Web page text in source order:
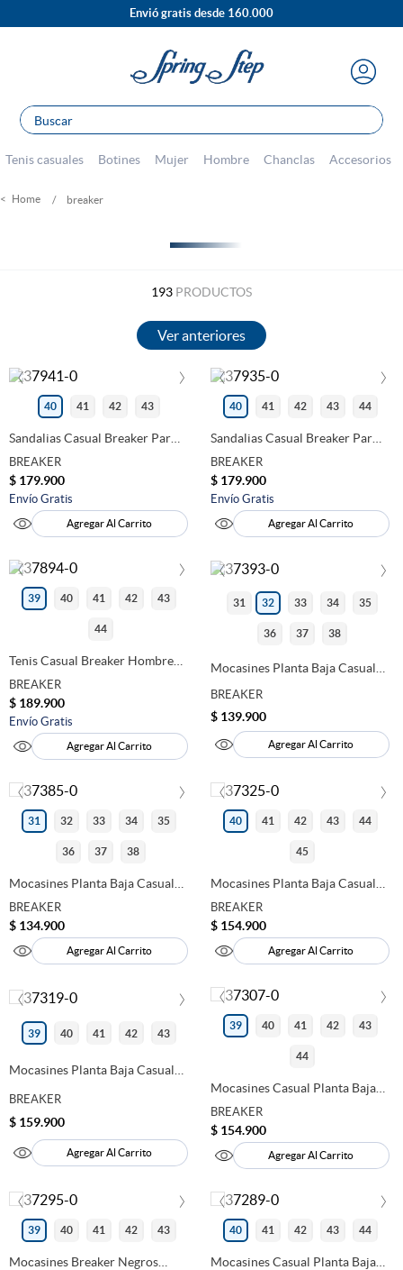
Envió gratis desde 160.000
Buscar
Tenis casuales Botines Mujer Hombre Chanclas Accesorios
breaker
193 PRODUCTOS
‹ ›
40 41 42 43
Sandalias Casual Breaker Para
BREAKER
$ 179.900
Envío Gratis
Agregar Al Carrito
‹ ›
40 41 42 43 44
Sandalias Casual Breaker Para
BREAKER
$ 179.900
Envío Gratis
Agregar Al Carrito
‹ ›
39 40 41 42 43
44
Tenis Casual Breaker Hombre
BREAKER
$ 189.900
Envío Gratis
Agregar Al Carrito
‹ ›
32 33 34 35
37 38
31
36
Mocasines Planta Baja Casual
BREAKER
$ 139.900
Agregar Al Carrito
‹ ›
31 32 33 34 35
36 37 38
Mocasines Planta Baja Casual
BREAKER
$ 134.900
Agregar Al Carrito
‹ ›
40 41 42 43 44
45
Mocasines Planta Baja Casual
280200
BREAKER
$ 154.900
Agregar Al Carrito
‹ ›
39 40 41 42 43
Mocasines Planta Baja Casual
BREAKER
$ 159.900
Agregar Al Carrito
‹ ›
39 40 41 42 43
44
Mocasines Casual Planta Baja
BREAKER
$ 154.900
Agregar Al Carrito
‹ ›
39 40 41 42 43
Mocasines Breaker Negros
‹ ›
40 41 42 43 44
Mocasines Casual Planta Baja
TÉRMINOS MÁS BUSCADOS
1.
sandalias
8.
mocasines
.
marcas
10. sandalias mujer